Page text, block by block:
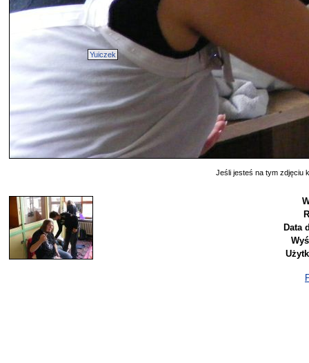
Yuiczek
Jeśli jesteś na tym zdjęciu
Data